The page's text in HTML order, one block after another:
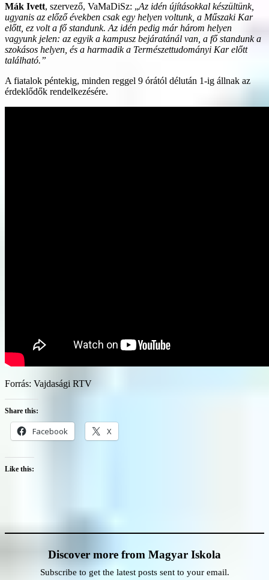
Mák Ivett, szervező, VaMaDiSz: „Az idén újításokkal készültünk,
ugyanis az előző években csak egy helyen voltunk, a Műszaki Kar
előtt, ez volt a fő standunk. Az idén pedig már három helyen
vagyunk jelen: az egyik a kampusz bejáratánál van, a fő standunk a
szokásos helyen, és a harmadik a Természettudományi Kar előtt
található.”
A fiatalok péntekig, minden reggel 9 órától délután 1-ig állnak az
érdeklődők rendelkezésére.
Forrás: Vajdasági RTV
Share this:
Facebook X
Like this:
Discover more from Magyar Iskola
Subscribe to get the latest posts sent to your email.